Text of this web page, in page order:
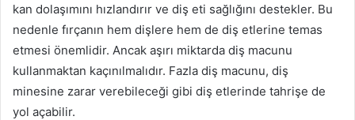
kan dolaşımını hızlandırır ve diş eti sağlığını destekler. Bu
nedenle fırçanın hem dişlere hem de diş etlerine temas
etmesi önemlidir. Ancak aşırı miktarda diş macunu
kullanmaktan kaçınılmalıdır. Fazla diş macunu, diş
minesine zarar verebileceği gibi diş etlerinde tahrişe de
yol açabilir.